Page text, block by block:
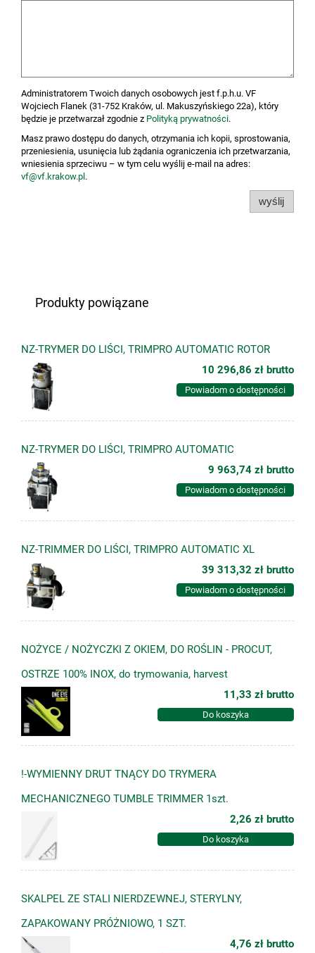
Administratorem Twoich danych osobowych jest f.p.h.u. VF
Wojciech Flanek (31-752 Kraków, ul. Makuszyńskiego 22a), który
będzie je przetwarzał zgodnie z Polityką prywatności.
Masz prawo dostępu do danych, otrzymania ich kopii, sprostowania,
przeniesienia, usunięcia lub żądania ograniczenia ich przetwarzania,
wniesienia sprzeciwu – w tym celu wyślij e-mail na adres:
vf@vf.krakow.pl .
wyślij
Produkty powiązane
NZ-TRYMER DO LIŚCI, TRIMPRO AUTOMATIC ROTOR
10 296,86 zł brutto
Powiadom o dostępności
NZ-TRYMER DO LIŚCI, TRIMPRO AUTOMATIC
9 963,74 zł brutto
Powiadom o dostępności
NZ-TRIMMER DO LIŚCI, TRIMPRO AUTOMATIC XL
39 313,32 zł brutto
Powiadom o dostępności
NOŻYCE / NOŻYCZKI Z OKIEM, DO ROŚLIN - PROCUT,
OSTRZE 100% INOX, do trymowania, harvest
11,33 zł brutto
Do koszyka
!-WYMIENNY DRUT TNĄCY DO TRYMERA
MECHANICZNEGO TUMBLE TRIMMER 1szt.
2,26 zł brutto
Do koszyka
SKALPEL ZE STALI NIERDZEWNEJ, STERYLNY,
ZAPAKOWANY PRÓŻNIOWO, 1 SZT.
4,76 zł brutto